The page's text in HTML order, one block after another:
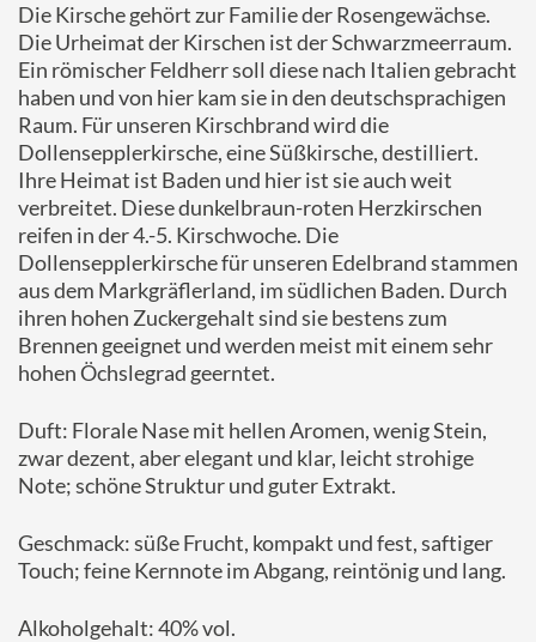
Die Kirsche gehört zur Familie der Rosengewächse.
Die Urheimat der Kirschen ist der Schwarzmeerraum.
Ein römischer Feldherr soll diese nach Italien gebracht
haben und von hier kam sie in den deutschsprachigen
Raum. Für unseren Kirschbrand wird die
Dollensepplerkirsche, eine Süßkirsche, destilliert.
Ihre Heimat ist Baden und hier ist sie auch weit
verbreitet. Diese dunkelbraun-roten Herzkirschen
reifen in der 4.-5. Kirschwoche. Die
Dollensepplerkirsche für unseren Edelbrand stammen
aus dem Markgräflerland, im südlichen Baden. Durch
ihren hohen Zuckergehalt sind sie bestens zum
Brennen geeignet und werden meist mit einem sehr
hohen Öchslegrad geerntet.
Duft: Florale Nase mit hellen Aromen, wenig Stein,
zwar dezent, aber elegant und klar, leicht strohige
Note; schöne Struktur und guter Extrakt.
Geschmack: süße Frucht, kompakt und fest, saftiger
Touch; feine Kernnote im Abgang, reintönig und lang.
Alkoholgehalt: 40% vol.